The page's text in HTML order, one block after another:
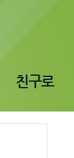
친구로